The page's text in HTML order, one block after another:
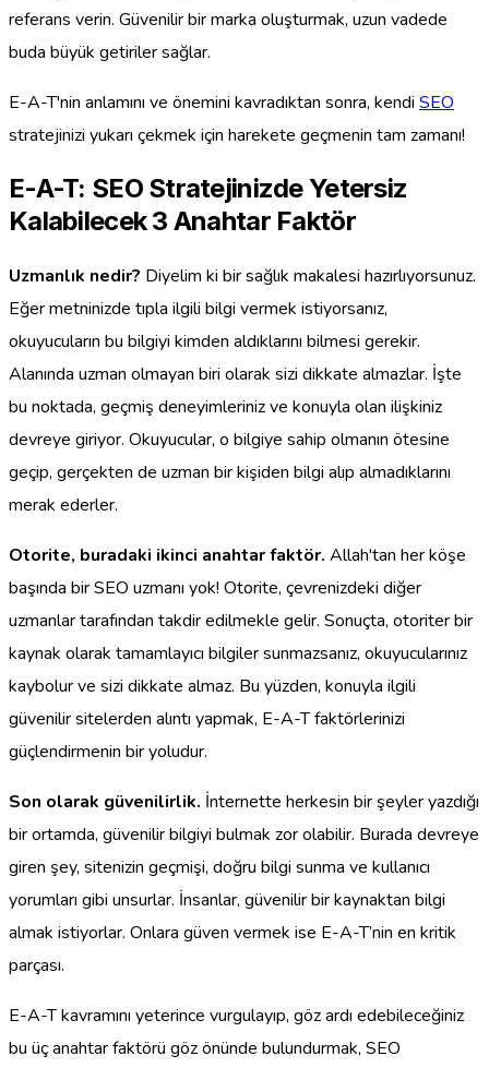
referans verin. Güvenilir bir marka oluşturmak, uzun vadede
buda büyük getiriler sağlar.
E-A-T'nin anlamını ve önemini kavradıktan sonra, kendi SEO
stratejinizi yukarı çekmek için harekete geçmenin tam zamanı!
E-A-T: SEO Stratejinizde Yetersiz
Kalabilecek 3 Anahtar Faktör
Uzmanlık nedir? Diyelim ki bir sağlık makalesi hazırlıyorsunuz.
Eğer metninizde tıpla ilgili bilgi vermek istiyorsanız,
okuyucuların bu bilgiyi kimden aldıklarını bilmesi gerekir.
Alanında uzman olmayan biri olarak sizi dikkate almazlar. İşte
bu noktada, geçmiş deneyimleriniz ve konuyla olan ilişkiniz
devreye giriyor. Okuyucular, o bilgiye sahip olmanın ötesine
geçip, gerçekten de uzman bir kişiden bilgi alıp almadıklarını
merak ederler.
Otorite, buradaki ikinci anahtar faktör. Allah'tan her köşe
başında bir SEO uzmanı yok! Otorite, çevrenizdeki diğer
uzmanlar tarafından takdir edilmekle gelir. Sonuçta, otoriter bir
kaynak olarak tamamlayıcı bilgiler sunmazsanız, okuyucularınız
kaybolur ve sizi dikkate almaz. Bu yüzden, konuyla ilgili
güvenilir sitelerden alıntı yapmak, E-A-T faktörlerinizi
güçlendirmenin bir yoludur.
Son olarak güvenilirlik. İnternette herkesin bir şeyler yazdığı
bir ortamda, güvenilir bilgiyi bulmak zor olabilir. Burada devreye
giren şey, sitenizin geçmişi, doğru bilgi sunma ve kullanıcı
yorumları gibi unsurlar. İnsanlar, güvenilir bir kaynaktan bilgi
almak istiyorlar. Onlara güven vermek ise E-A-T’nin en kritik
parçası.
E-A-T kavramını yeterince vurgulayıp, göz ardı edebileceğiniz
bu üç anahtar faktörü göz önünde bulundurmak, SEO